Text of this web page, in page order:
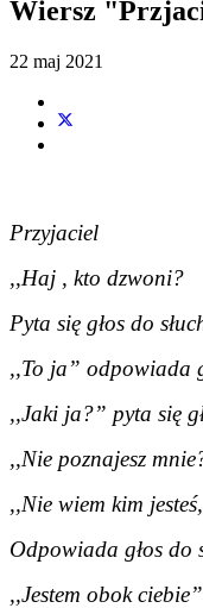
Wiersz
22 maj 2021
Przyjaciel
,,Haj , kto dzwoni?
Pyta się głos do
,,To ja” odpowiada
,,Jaki ja?” pyta się
,,Nie poznajesz
,,Nie wiem kim
Odpowiada głos do
,,Jestem obok